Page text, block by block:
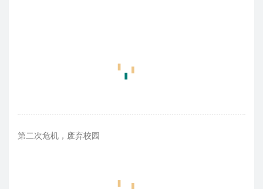
第二次危机，废弃校园